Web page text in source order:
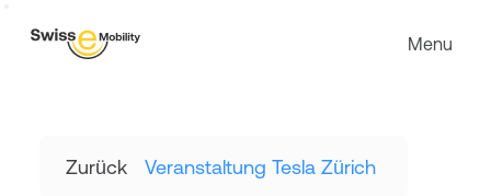
Zurück Veranstaltung Tesla Zürich
Menu